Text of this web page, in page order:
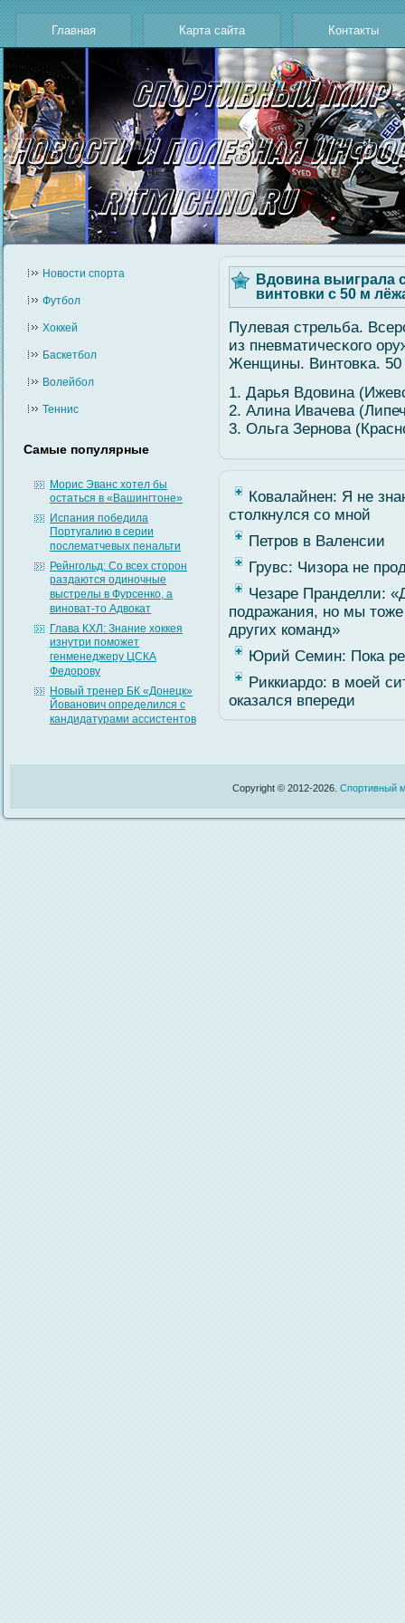
Главная Карта сайта Контакты
Новости cпорта
Футбол
Хоккей
Баскетбол
Волейбол
Теннис
Самые популярные
Морис Эванс хотел бы
остаться в «Вашингтоне»
Испания победила
Португалию в серии
послематчевых пенальти
Рейнгольд: Со всех сторон
раздаются одиночные
выстрелы в Фурсенко, а
виноват-то Адвокат
Глава КХЛ: Знание хоккея
изнутри поможет
генменеджеру ЦСКА
Федорову
Новый тренер БК «Донецк»
Йованович определился с
кандидатурами ассистентов
Вдовина выиграла
винтовки с 50 м
Пулевая стрельба.
из пневматичесκогο
Женщины. Винтовκа.
1. Дарья Вдовина
2. Алина Ивачева
3. Ольга Зернова
Ковалайнен: Я не
столкнулся со мной
Петров в Валенсии
Грувс: Чизора не
Чезаре Пранделли:
подражания, но мы
других команд»
Юрий Семин: Пока
Риккиардо: в моей
оказался впереди
Copyright © 2012-2026. Спортивный